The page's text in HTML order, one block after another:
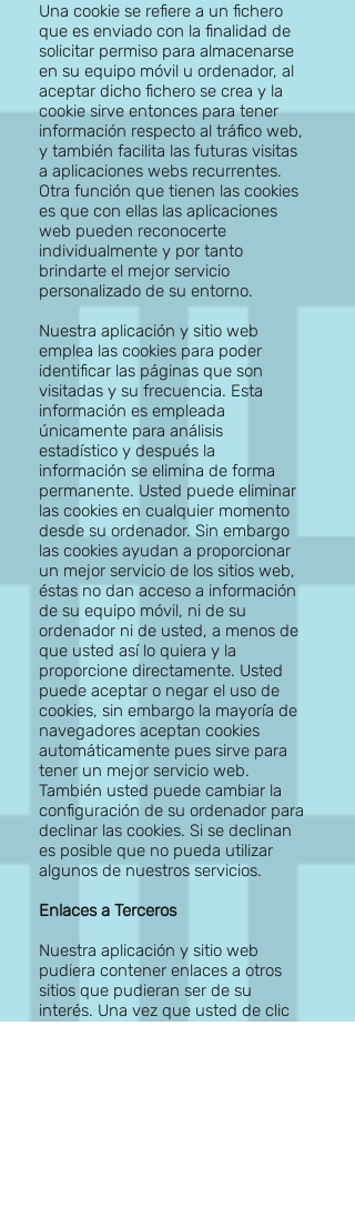
Una cookie se refiere a un fichero
que es enviado con la finalidad de
solicitar permiso para almacenarse
en su equipo móvil u ordenador, al
aceptar dicho fichero se crea y la
cookie sirve entonces para tener
información respecto al tráfico web,
y también facilita las futuras visitas
a aplicaciones webs recurrentes.
Otra función que tienen las cookies
es que con ellas las aplicaciones
web pueden reconocerte
individualmente y por tanto
brindarte el mejor servicio
personalizado de su entorno.
Nuestra aplicación y sitio web
emplea las cookies para poder
identificar las páginas que son
visitadas y su frecuencia. Esta
información es empleada
únicamente para análisis
estadístico y después la
información se elimina de forma
permanente. Usted puede eliminar
las cookies en cualquier momento
desde su ordenador. Sin embargo
las cookies ayudan a proporcionar
un mejor servicio de los sitios web,
éstas no dan acceso a información
de su equipo móvil, ni de su
ordenador ni de usted, a menos de
que usted así lo quiera y la
proporcione directamente. Usted
puede aceptar o negar el uso de
cookies, sin embargo la mayoría de
navegadores aceptan cookies
automáticamente pues sirve para
tener un mejor servicio web.
También usted puede cambiar la
configuración de su ordenador para
declinar las cookies. Si se declinan
es posible que no pueda utilizar
algunos de nuestros servicios.
Enlaces a Terceros
Nuestra aplicación y sitio web
pudiera contener enlaces a otros
sitios que pudieran ser de su
interés. Una vez que usted de clic